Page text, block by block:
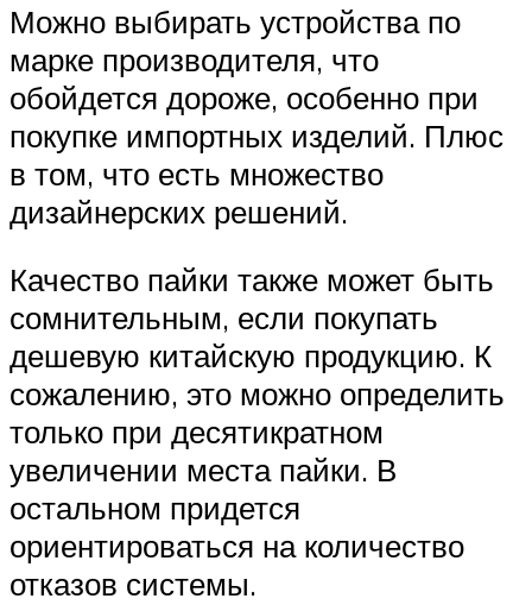
Можно выбирать устройства по
марке производителя, что
обойдется дороже, особенно при
покупке импортных изделий. Плюс
в том, что есть множество
дизайнерских решений.
Качество пайки также может быть
сомнительным, если покупать
дешевую китайскую продукцию. К
сожалению, это можно определить
только при десятикратном
увеличении места пайки. В
остальном придется
ориентироваться на количество
отказов системы.